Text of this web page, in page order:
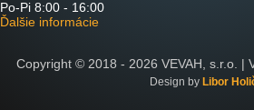
Po-Pi 8:00 - 16:00
Ďalšie informácie
Copyright © 2018 - 2026 VEVAH, s.r.o. |
Design by Libor